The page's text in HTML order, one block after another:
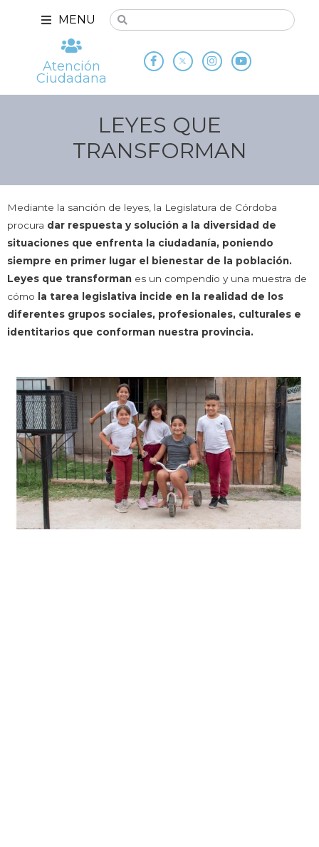
MENU
Atención
Ciudadana
LEYES QUE
TRANSFORMAN
Mediante la sanción de leyes, la Legislatura de Córdoba
procura dar respuesta y solución a la diversidad de
situaciones que enfrenta la ciudadanía, poniendo
siempre en primer lugar el bienestar de la población.
Leyes que transforman es un compendio y una muestra de
cómo
la tarea legislativa incide en la realidad de los
diferentes grupos sociales, profesionales, culturales e
identitarios que conforman nuestra provincia.